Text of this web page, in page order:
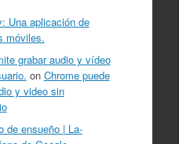
Una aplicación de
móviles.
grabar audio y vídeo
on Chrome puede
y video sin
de ensueño | La-